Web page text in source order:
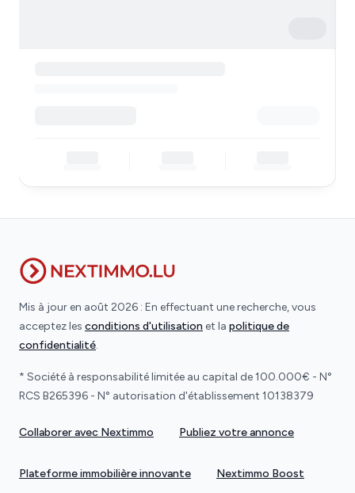
Mis à jour en août 2026 : En effectuant une recherche, vous
acceptez les conditions d'utilisation et la politique de
confidentialité.
* Société à responsabilité limitée au capital de 100.000€ - N°
RCS B265396 - N° autorisation d'établissement 10138379
Collaborer avec Nextimmo Publiez votre annonce
Plateforme immobilière innovante Nextimmo Boost